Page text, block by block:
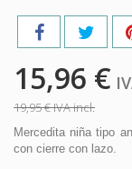
15,96 €
19,95 €IVA incl.
Mercedita niña tipo
con cierre con lazo.